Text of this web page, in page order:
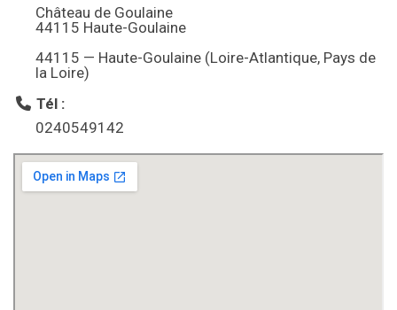
Château de Goulaine
44115 Haute-Goulaine
44115 — Haute-Goulaine (Loire-Atlantique, Pays de
la Loire)
Tél :
0240549142